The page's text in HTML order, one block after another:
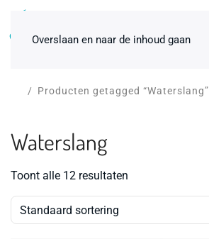
Overslaan en naar de inhoud gaan
Producten getagged “Waterslang”
Waterslang
Toont alle 12 resultaten